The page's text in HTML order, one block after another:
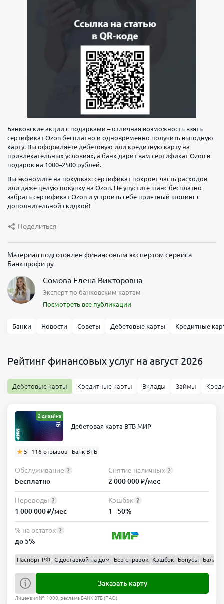
Банковские акции с подарками – отличная возможность взять
сертификат Ozon бесплатно и одновременно получить выгодную
карту. Вы оформляете дебетовую или кредитную карту на
привлекательных условиях, а банк дарит вам сертификат Ozon в
подарок на 1000–2500 рублей.
Вы экономите на покупках: сертификат покроет часть расходов
или даже целую покупку на Ozon. Не упустите шанс бесплатно
забрать сертификат Ozon и устроить себе приятный шопинг с
дополнительной скидкой!
Поделиться
Материал подготовлен финансовым экспертом сервиса
Банкпрофи ру
Сомова Елена Викторовна
Эксперт по банковским картам
Посмотреть все публикации
Банки Новости Советы Дебетовые карты Кредитные
Рейтинг финансовых услуг на август 2026
Дебетовые карты Кредитные карты Вклады Займы
2 дизайна
Дебетовая карта ВТБ МИР
5 116 отзывов Банк ВТБ
Обслуживание ?
Бесплатно
Снятие наличных ?
2 000 000 ₽/мес
Переводы ?
1 000 000 ₽/мес
Кэшбэк ?
1 - 50%
% на остаток ?
до 5%
Паспорт РФ С доставкой на дом Без справок Кэшбэк Бонусы Баллы
Заказать карту
Лицензия №: 1000, реклама БАНК ВТБ (ПАО).